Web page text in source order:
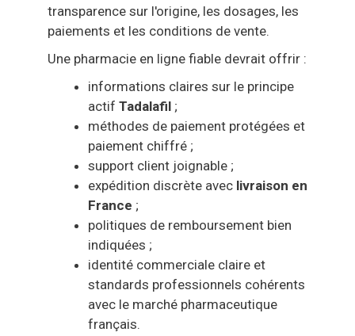
transparence sur l'origine, les dosages, les
paiements et les conditions de vente.
Une pharmacie en ligne fiable devrait offrir :
informations claires sur le principe
actif Tadalafil ;
méthodes de paiement protégées et
paiement chiffré ;
support client joignable ;
expédition discrète avec livraison en
France ;
politiques de remboursement bien
indiquées ;
identité commerciale claire et
standards professionnels cohérents
avec le marché pharmaceutique
français.